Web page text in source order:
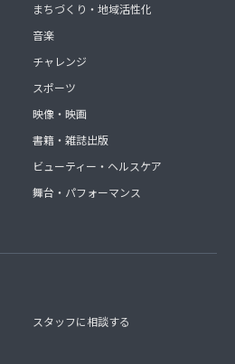
まちづくり・地域活性化
音楽
チャレンジ
スポーツ
映像・映画
書籍・雑誌出版
ビューティー・ヘルスケア
舞台・パフォーマンス
スタッフに相談する